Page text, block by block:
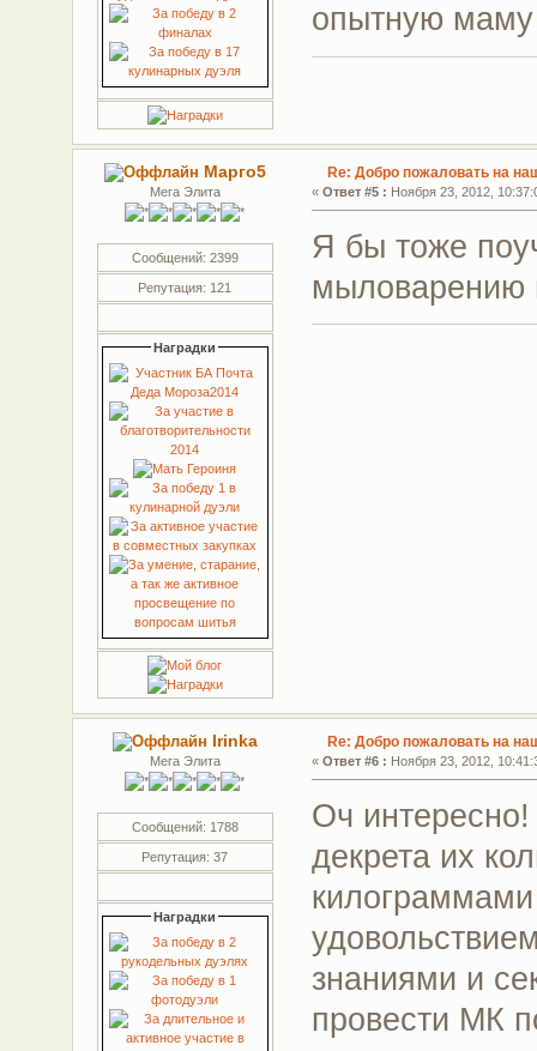
опытную маму
Марго5
Мега Элита
Сообщений: 2399
Репутация: 121
Наградки
Re: Добро пожаловать на
«Ответ #5 : Ноября 23, 2012,
Я бы тоже
мыловарению
Irinka
Мега Элита
Сообщений: 1788
Репутация: 37
Наградки
Re: Добро пожаловать на
«Ответ #6 : Ноября 23, 2012,
Оч
декрета их
знаниями и
провести МК